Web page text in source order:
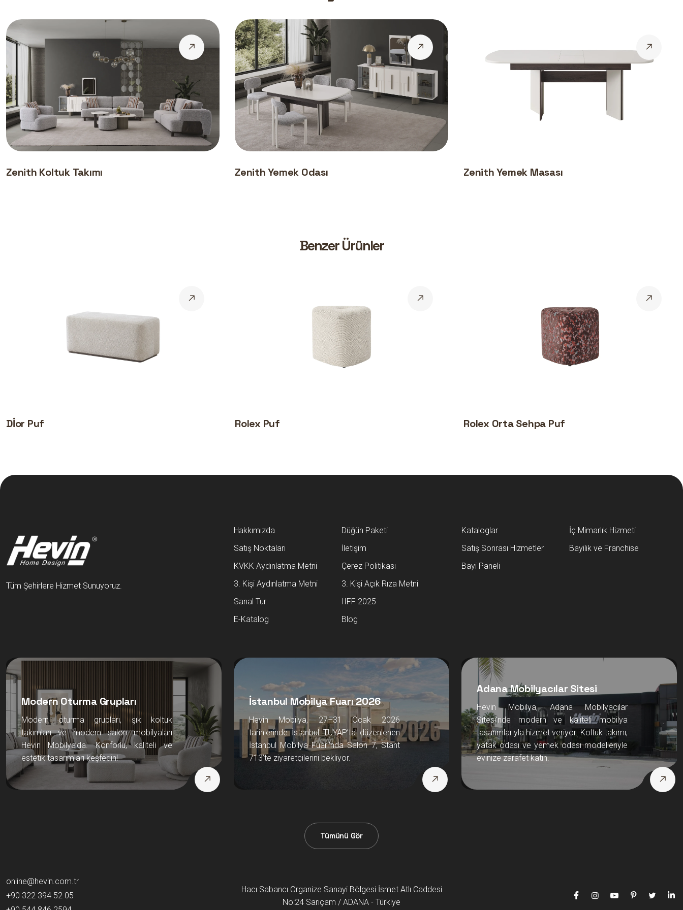
Zenith Koltuk Takımı Zenith Yemek Odası Zenith Yemek Masası
Benzer Ürünler
Dİor Puf Rolex Puf Rolex Orta Sehpa Puf
Tüm Şehirlere Hizmet Sunuyoruz.
Hakkımızda
Düğün Paketi
Satış Noktaları
İletişim
KVKK Aydınlatma Metni
Çerez Politikası
3. Kişi Aydınlatma Metni
3. Kişi Açık Rıza Metni
Sanal Tur
IIFF 2025
E-Katalog
Blog
Kataloglar
İç Mimarlık Hizmeti
Satış Sonrası Hizmetler
Bayilik ve Franchise
Bayi Paneli
Modern Oturma Grupları
Modern oturma grupları, şık koltuk
takımları ve modern salon mobilyaları
Hevin Mobilya’da. Konforlu, kaliteli ve
estetik tasarımları keşfedin!
İstanbul Mobilya Fuarı 2026
Hevin Mobilya, 27–31 Ocak 2026
tarihlerinde İstanbul TÜYAP’ta düzenlenen
İstanbul Mobilya Fuarı’nda Salon 7, Stant
713’te ziyaretçilerini bekliyor.
Adana Mobilyacılar Sitesi
Hevin Mobilya, Adana Mobilyacılar
Sitesi’nde modern ve kaliteli mobilya
tasarımlarıyla hizmet veriyor. Koltuk takımı,
yatak odası ve yemek odası modelleriyle
evinize zarafet katın.
Tümünü Gör
online@hevin.com.tr
+90 322 394 52 05
Hacı Sabancı Organize Sanayi Bölgesi İsmet Atlı Caddesi
No:24 Sarıçam / ADANA - Türkiye